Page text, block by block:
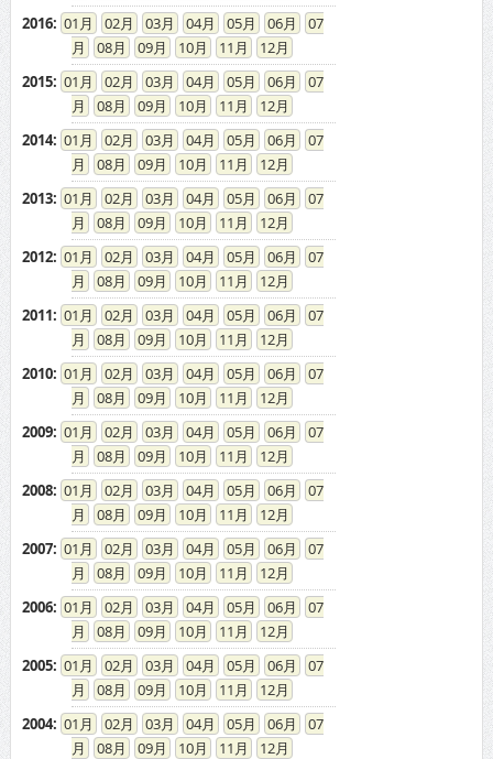
2016: 01 02 03 04 05 06
07
08
09 10 11
12
2015: 01 02 03 04 05 06
07
08
09 10 11
12
2014: 01 02 03 04 05 06
07
08
09 10 11
12
2013: 01 02 03 04 05 06
07
08
09 10 11
12
2012: 01 02 03 04 05 06
07
08
09 10 11
12
2011: 01 02 03 04 05 06
07
08
09 10 11
12
2010: 01 02 03 04 05 06
07
08
09 10 11
12
2009: 01 02 03 04 05 06
07
08
09 10 11
12
2008: 01 02 03 04 05 06
07
08
09 10 11
12
2007: 01 02 03 04 05 06
07
08
09 10 11
12
2006: 01 02 03 04 05 06
07
08
09 10 11
12
2005: 01 02 03 04 05 06
07
08
09 10 11
12
2004: 01 02 03 04 05 06
07
08
09 10 11
12